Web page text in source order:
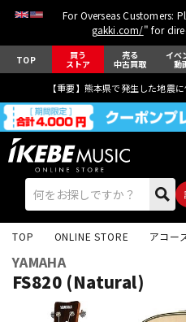
For Overseas Customers:
gakki.com/" for
TOP 買う
ストア
売る
中古買取
イベ
動
【重要】熊本県で発生した地震
TOP ONLINE STORE アコー
YAMAHA
FS820 (Natural)